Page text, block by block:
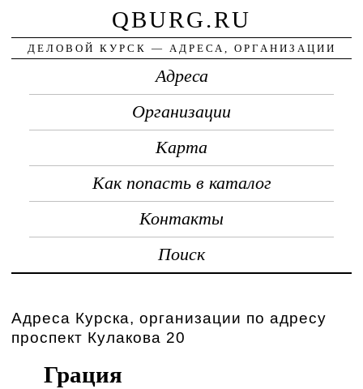
QBURG.RU
ДЕЛОВОЙ КУРСК — АДРЕСА, ОРГАНИЗАЦИИ
Адреса
Организации
Карта
Как попасть в каталог
Контакты
Поиск
Адреса Курска, организации по адресу
проспект Кулакова 20
Грация